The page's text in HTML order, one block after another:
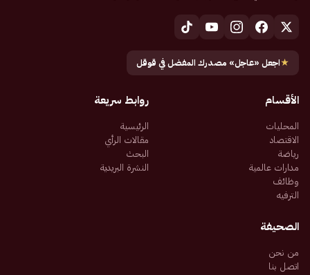
★اجعل «عاجل» مصدرك المفضل في قوقل
الأقسام
المحليات
الاقتصاد
رياضة
مدارات عالمية
وظائف
الترفيه
روابط سريعة
الرئيسية
مقالات الرأي
البحث
النشرة البريدية
الصحيفة
من نحن
اتصل بنا